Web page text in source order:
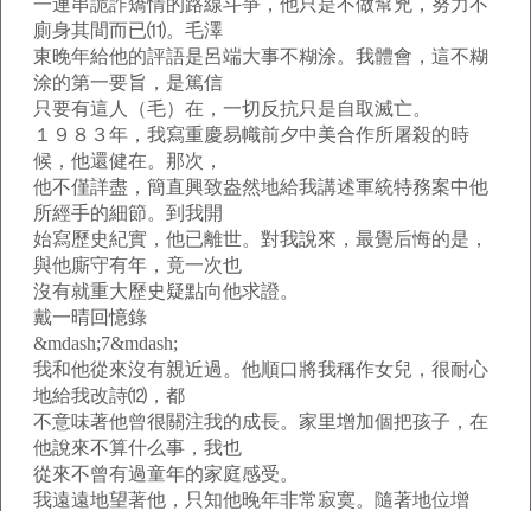
一連串詭詐矯情的路線斗爭，他只是不做幫兇，努力不
廁身其間而已⑾。毛澤
東晚年給他的評語是呂端大事不糊涂。我體會，這不糊
涂的第一要旨，是篤信
只要有這人（毛）在，一切反抗只是自取滅亡。
１９８３年，我寫重慶易幟前夕中美合作所屠殺的時
候，他還健在。那次，
他不僅詳盡，簡直興致盎然地給我講述軍統特務案中他
所經手的細節。到我開
始寫歷史紀實，他已離世。對我說來，最覺后悔的是，
與他廝守有年，竟一次也
沒有就重大歷史疑點向他求證。
戴一晴回憶錄
&mdash;7&mdash;
我和他從來沒有親近過。他順口將我稱作女兒，很耐心
地給我改詩⑿，都
不意味著他曾很關注我的成長。家里增加個把孩子，在
他說來不算什么事，我也
從來不曾有過童年的家庭感受。
我遠遠地望著他，只知他晚年非常寂寞。隨著地位增